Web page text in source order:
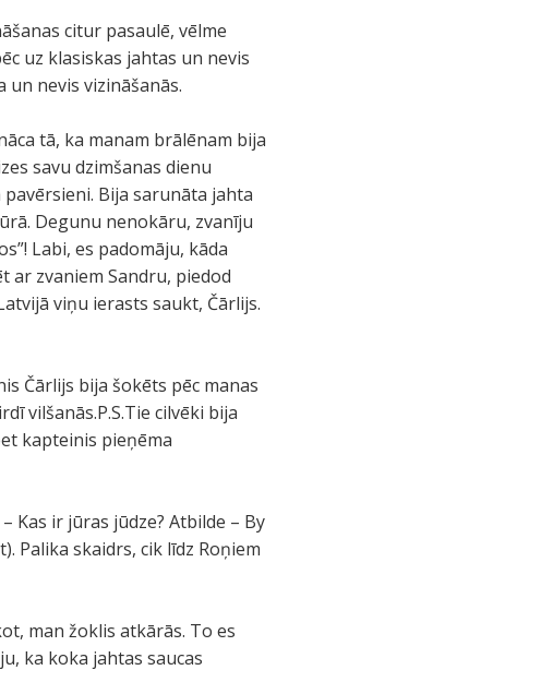
citur pasaulē, vēlme
uz klasiskas jahtas un nevis
nevis vizināšanās.
tā, ka manam brālēnam bija
savu dzimšanas dienu
pavērsieni. Bija sarunāta jahta
Degunu nenokāru, zvanīju
Labi, es padomāju, kāda
ar zvaniem Sandru, piedod
viņu ierasts saukt, Čārlijs.
Čārlijs bija šokēts pēc manas
vilšanās.P.S.Tie cilvēki bija
kapteinis pieņēma
Kas ir jūras jūdze? Atbilde – By
Palika skaidrs, cik līdz Roņiem
man žoklis atkārās. To es
ka koka jahtas saucas